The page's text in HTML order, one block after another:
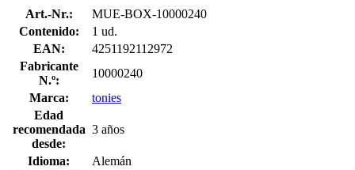
Art.-Nr.:
MUE-BOX-10000240
Contenido:
1 ud.
EAN:
4251192112972
Fabricante
N.º:
10000240
Marca:
tonies
Edad
recomendada
desde:
3 años
Idioma:
Alemán